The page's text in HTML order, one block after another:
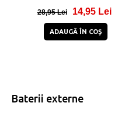
28,95 Lei 14,95 Lei
ADAUGĂ ÎN COŞ
Baterii externe